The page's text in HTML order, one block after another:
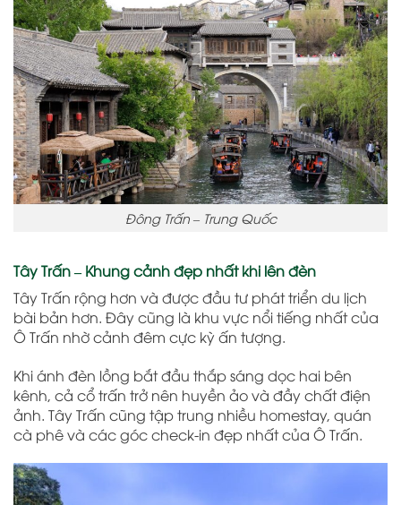
Đông Trấn – Trung Quốc
Tây Trấn – Khung cảnh đẹp nhất khi lên đèn
Tây Trấn rộng hơn và được đầu tư phát triển du lịch
bài bản hơn. Đây cũng là khu vực nổi tiếng nhất của
Ô Trấn nhờ cảnh đêm cực kỳ ấn tượng.
Khi ánh đèn lồng bắt đầu thắp sáng dọc hai bên
kênh, cả cổ trấn trở nên huyền ảo và đầy chất điện
ảnh. Tây Trấn cũng tập trung nhiều homestay, quán
cà phê và các góc check-in đẹp nhất của Ô Trấn.